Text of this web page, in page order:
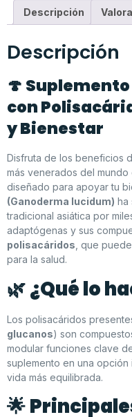
Descripción
Descripción
🍄 Suplemento
con
y Bienestar
Disfruta de los beneficios
más venerados del mundo
diseñado para apoyar tu
(Ganoderma lucidum) ha
tradicional asiática por
adaptógenas y sus
polisacáridos, que
para la salud.
🌿¿Qué lo
Los polisacáridos
glucanos) son
modular funciones clave
suplemento en una
vida más equilibrada.
🌟